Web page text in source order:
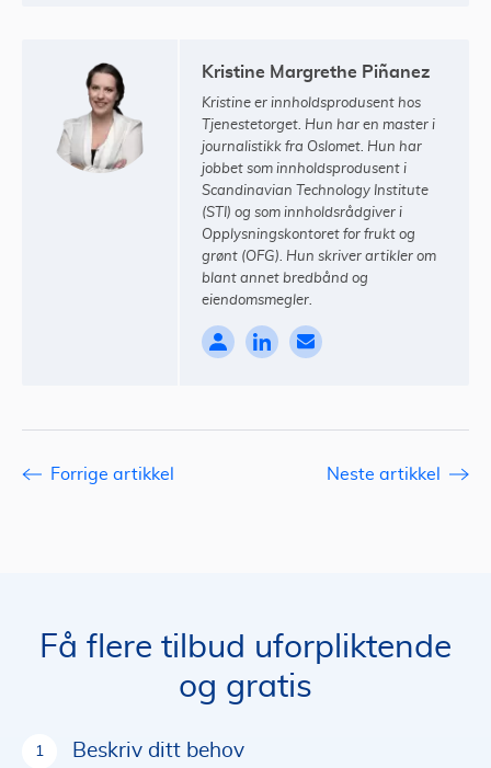
Kristine Margrethe Piñanez
Kristine er innholdsprodusent hos
Tjenestetorget. Hun har en master i
journalistikk fra Oslomet. Hun har
jobbet som innholdsprodusent i
Scandinavian Technology Institute
(STI) og som innholdsrådgiver i
Opplysningskontoret for frukt og
grønt (OFG). Hun skriver artikler om
blant annet bredbånd og
eiendomsmegler.
Forrige artikkel Neste artikkel
Få flere tilbud uforpliktende
og gratis
Beskriv ditt behov